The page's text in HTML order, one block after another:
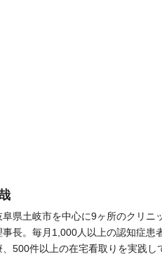
阜県土岐市を中心に9ヶ所のクリ
事長。毎月1,000人以上の認知症
、500件以上の在宅看取りを実践し